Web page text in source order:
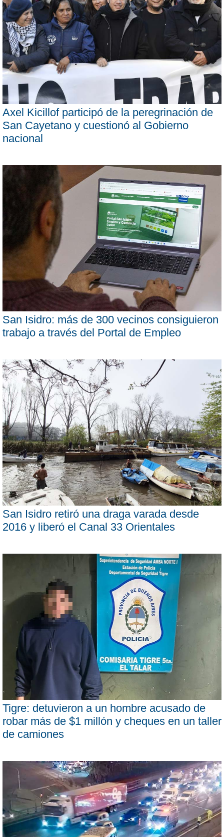
Axel Kicillof participó de la peregrinación de
San Cayetano y cuestionó al Gobierno
nacional
San Isidro: más de 300 vecinos consiguieron
trabajo a través del Portal de Empleo
San Isidro retiró una draga varada desde
2016 y liberó el Canal 33 Orientales
Tigre: detuvieron a un hombre acusado de
robar más de $1 millón y cheques en un taller
de camiones